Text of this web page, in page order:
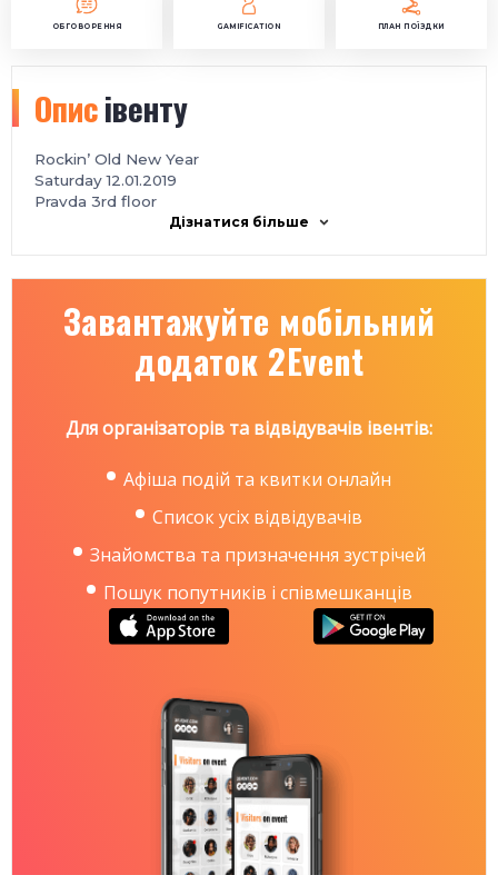
ОБГОВОРЕННЯ GAMIFICATION ПЛАН ПОЇЗДКИ
Описівенту
Rockin’ Old New Year
Saturday 12.01.2019
Pravda 3rd floor
Дізнатися більше
Завантажуйте мобільний
додаток 2Event
Для організаторів та відвідувачів івентів:
Афіша подій та квитки онлайн
Список усіх відвідувачів
Знайомства та призначення зустрічей
Пошук попутників і співмешканців